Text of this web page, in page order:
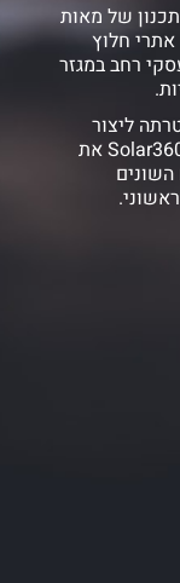
של מאות
אתרי חלוץ
רחב במגזר
ליצור
'נבחרת עלית' אשר תוכל להעניק יחד עם Solar360 את